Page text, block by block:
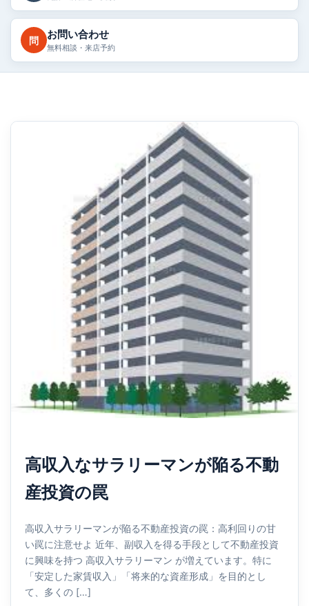
問 お問い合わせ
無料相談・来店予約
高収入なサラリーマンが陥る不動
産投資の罠
高収入サラリーマンが陥る不動産投資の罠：高利回りの甘
い罠に注意せよ 近年、副収入を得る手段として不動産投資
に興味を持つ 高収入サラリーマン が増えています。特に
「安定した家賃収入」「将来的な資産形成」を目的とし
て、多くの […]